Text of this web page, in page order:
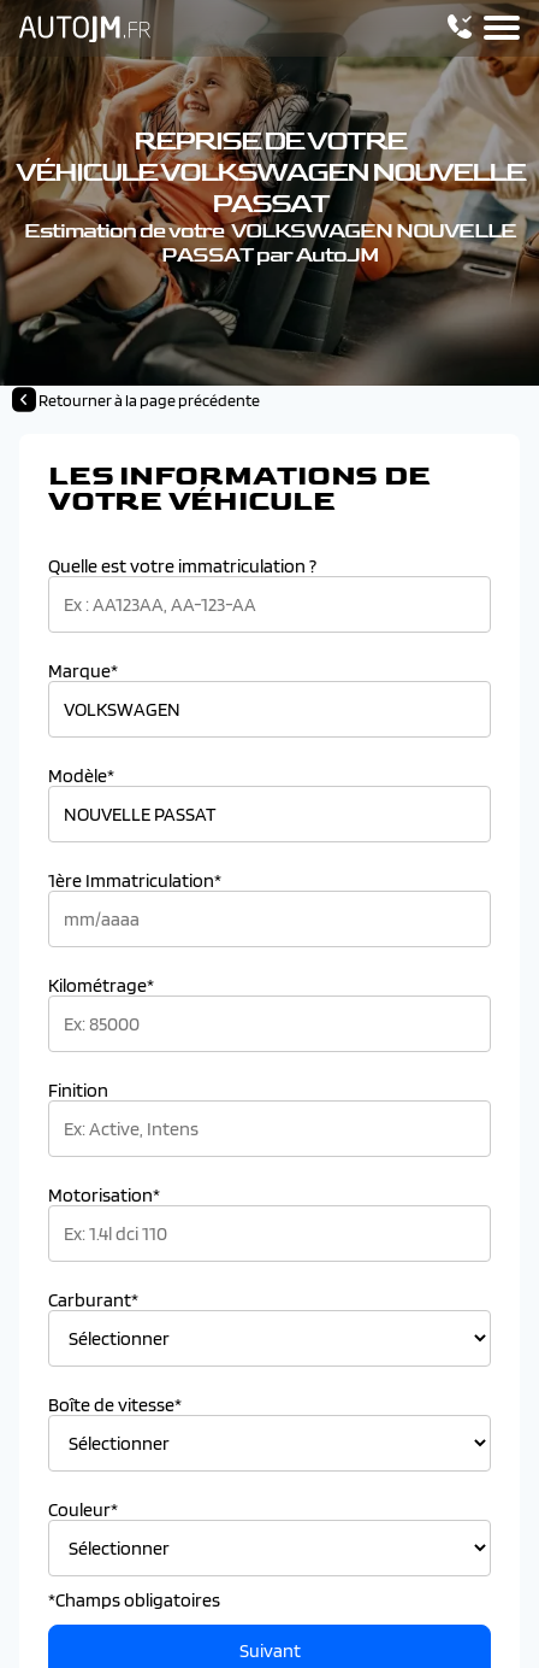
REPRISE DE VOTRE
VÉHICULE VOLKSWAGEN NOUVELLE
PASSAT
Estimation de votre VOLKSWAGEN NOUVELLE
PASSAT par AutoJM
Retourner à la page précédente
LES INFORMATIONS DE
VOTRE VÉHICULE
Quelle est votre immatriculation ?
Marque*
Modèle*
1ère Immatriculation*
Kilométrage*
Finition
Motorisation*
Carburant*
Boîte de vitesse*
Couleur*
*Champs obligatoires
Suivant